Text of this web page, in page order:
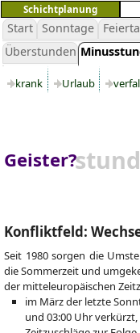
Schichtplanung
Start Sonntage
Überstunden
krank Urlaub
Geister?
Konfliktfeld:
Seit 1980 sorgen die
die Sommerzeit und
der mitteleuropäischen
im März der letzte
und 03:00 Uhr